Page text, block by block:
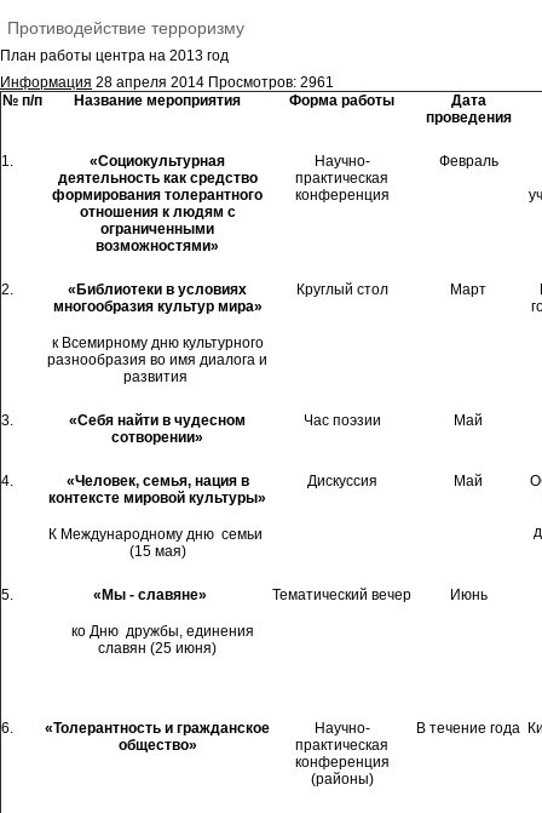
Противодействие терроризму
План работы центра на 2013 год
Информация 28 апреля 2014 Просмотров: 2961
№ п/п
Название мероприятия Форма работы
Дата
проведения
1.
«Социокультурная
деятельность как средство
формирования толерантного
отношения к людям с
ограниченными
возможностями»
Научно-
практическая
конференция
Февраль
2.
«Библиотеки в условиях
многообразия культур мира»
к Всемирному дню культурного
разнообразия во имя диалога и
развития
Круглый стол Март
3.
«Себя найти в чудесном
сотворении»
Час поэзии Май
4.
«Человек, семья, нация в
контексте мировой культуры»
К Международному дню семьи
(15 мая)
Дискуссия Май
5. «Мы - славяне»
ко Дню дружбы, единения
славян (25 июня)
Тематический вечер Июнь
6.
«Толерантность и гражданское
общество»
Научно-
практическая
конференция
(районы)
В течение года